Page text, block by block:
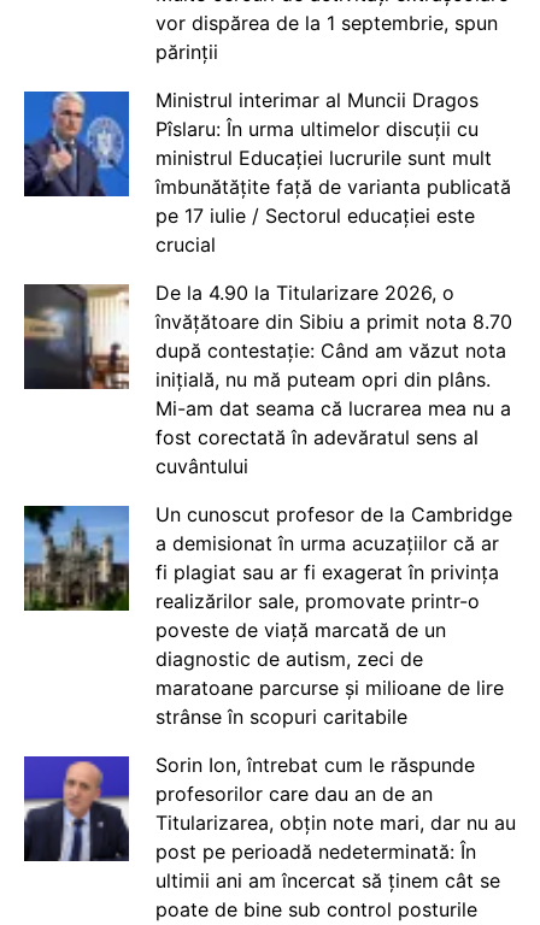
vor dispărea de la 1 septembrie, spun
părinții
Ministrul interimar al Muncii Dragos
Pîslaru: În urma ultimelor discuții cu
ministrul Educației lucrurile sunt mult
îmbunătățite față de varianta publicată
pe 17 iulie / Sectorul educației este
crucial
De la 4.90 la Titularizare 2026, o
învățătoare din Sibiu a primit nota 8.70
după contestație: Când am văzut nota
inițială, nu mă puteam opri din plâns.
Mi-am dat seama că lucrarea mea nu a
fost corectată în adevăratul sens al
cuvântului
Un cunoscut profesor de la Cambridge
a demisionat în urma acuzațiilor că ar
fi plagiat sau ar fi exagerat în privința
realizărilor sale, promovate printr-o
poveste de viață marcată de un
diagnostic de autism, zeci de
maratoane parcurse și milioane de lire
strânse în scopuri caritabile
Sorin Ion, întrebat cum le răspunde
profesorilor care dau an de an
Titularizarea, obțin note mari, dar nu au
post pe perioadă nedeterminată: În
ultimii ani am încercat să ținem cât se
poate de bine sub control posturile